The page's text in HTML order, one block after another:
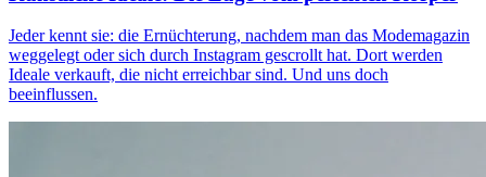
Jeder kennt sie: die Ernüchterung, nachdem man das Modemagazin
weggelegt oder sich durch Instagram gescrollt hat. Dort werden
Ideale verkauft, die nicht erreichbar sind. Und uns doch
beeinflussen.